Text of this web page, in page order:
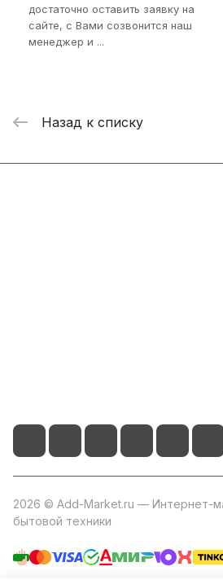
достаточно оставить заявку на
сайте, с Вами созвонится наш
менеджер и ...
Назад к списку
2026 © Add-Market.ru — Интернет-
бытовой техники